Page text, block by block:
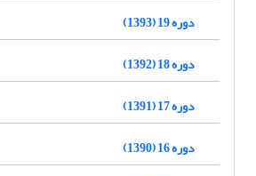
دوره 19 (1393)
دوره 18 (1392)
دوره 17 (1391)
دوره 16 (1390)